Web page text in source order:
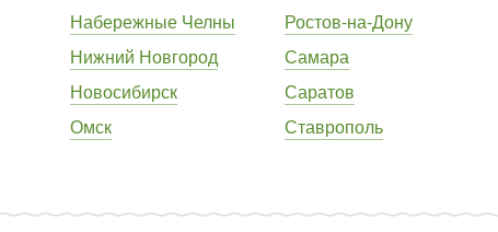
Набережные Челны
Нижний Новгород
Новосибирск
Омск
Ростов-на-Дону
Самара
Саратов
Ставрополь